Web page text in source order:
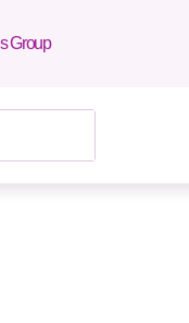
Group